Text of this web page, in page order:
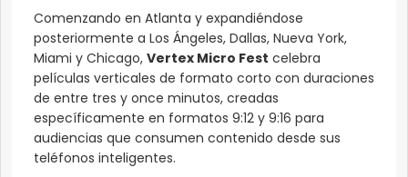
Comenzando en Atlanta y expandiéndose
posteriormente a Los Ángeles, Dallas, Nueva York,
Miami y Chicago, Vertex Micro Fest celebra
películas verticales de formato corto con duraciones
de entre tres y once minutos, creadas
específicamente en formatos 9:12 y 9:16 para
audiencias que consumen contenido desde sus
teléfonos inteligentes.